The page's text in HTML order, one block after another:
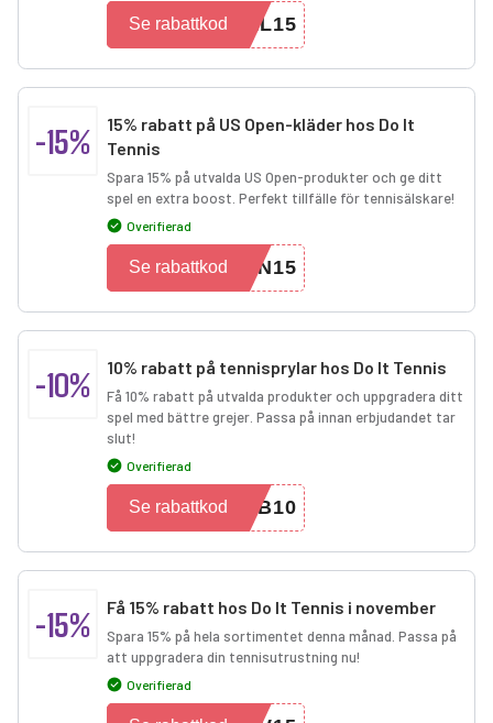
LL15
Se rabattkod
-15%
15% rabatt på US Open-kläder hos Do It
Tennis
Spara 15% på utvalda US Open-produkter och ge ditt
spel en extra boost. Perfekt tillfälle för tennisälskare!
Overifierad
EN15
Se rabattkod
-10% 10% rabatt på tennisprylar hos Do It Tennis
Få 10% rabatt på utvalda produkter och uppgradera ditt
spel med bättre grejer. Passa på innan erbjudandet tar
slut!
Overifierad
HB10
Se rabattkod
-15% Få 15% rabatt hos Do It Tennis i november
Spara 15% på hela sortimentet denna månad. Passa på
att uppgradera din tennisutrustning nu!
Overifierad